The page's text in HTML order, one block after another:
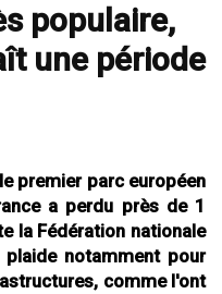
populaire,
une période
premier parc européen
a perdu près de 1
la Fédération nationale
notamment pour
comme l'ont